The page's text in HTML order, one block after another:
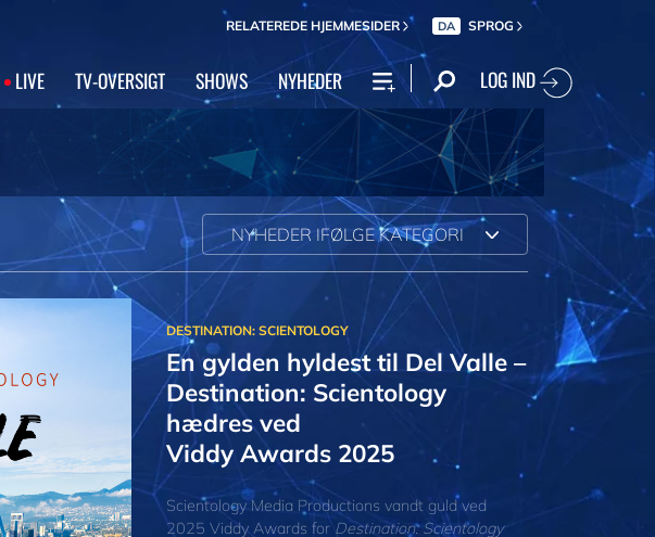
RELATEREDE HJEMMESIDER DA SPROG
LIVE TV‑OVERSIGT SHOWS NYHEDER LOG IND
NYHEDER IFØLGE KATEGORI
En gylden hyldest til Del Valle –
Destination: Scientology
hædres ved
Viddy Awards 2025
Scientology Media Productions vandt guld ved
2025 Viddy Awards for Destination: Scientology